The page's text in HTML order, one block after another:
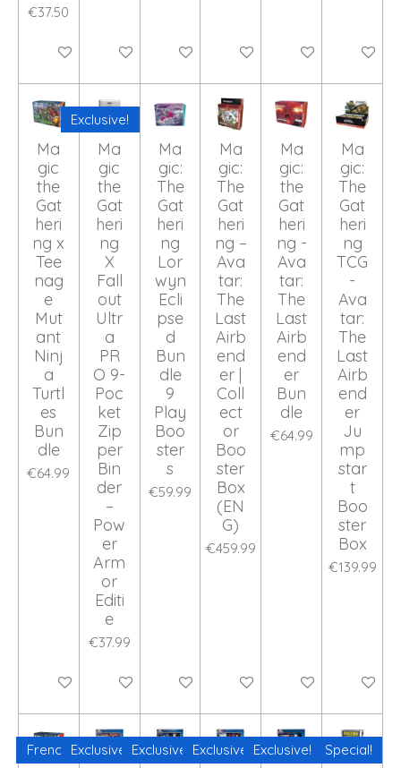
€37.50
Add to cart Add to cart Add to cart Add to cart Add to cart Add to
Ma
gic
the
Gat
heri
ng x
Tee
nag
e
Mut
ant
Ninj
a
Turtl
es
Bun
dle
€64.99
Add to cart
Exclusive!
Ma
gic
the
Gat
heri
ng
X
Fall
out
Ultr
a
PR
O 9-
Poc
ket
Zip
per
Bin
der
–
Pow
er
Arm
or
Editi
e
€37.99
Add to cart
Ma
gic:
The
Gat
heri
ng
Lor
wyn
Ecli
pse
d
Bun
dle
9
Play
Boo
ster
s
€59.99
Add to cart
Ma
gic:
The
Gat
heri
ng –
Ava
tar:
The
Last
Airb
end
er |
Coll
ect
or
Boo
ster
Box
(EN
G)
€459.99
Add to cart
Ma
gic:
the
Gat
heri
ng -
Ava
tar:
The
Last
Airb
end
er
Bun
dle
€64.99
Add to cart
Ma
gic:
The
Gat
heri
ng
TCG
-
Ava
tar:
The
Last
Airb
end
er
Ju
mp
star
t
Boo
ster
Box
€139.99
Add to
French Exclusive! Exclusive! Exclusive! Exclusive! Special!